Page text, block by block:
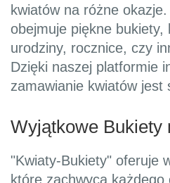
kwiatów na różne
obejmuje piękne
urodziny, rocznice, czy
Dzięki naszej platformie
zamawianie kwiatów jest
Wyjątkowe Bukiety
"Kwiaty-Bukiety" oferuje
które zachwycą